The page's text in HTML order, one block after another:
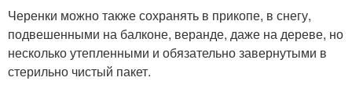
Черенки можно также сохранять в прикопе, в снегу,
подвешенными на балконе, веранде, даже на дереве, но
несколько утепленными и обязательно завернутыми в
стерильно чистый пакет.